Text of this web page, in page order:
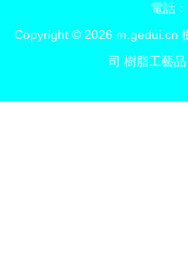
電話
Copyright © 2026 m.gedui.cn
司 樹脂工藝品